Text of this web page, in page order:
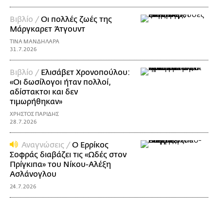
Βιβλίο /Οι πολλές ζωές της
Μάργκαρετ Άτγουντ
ΤΙΝΑ ΜΑΝΔΗΛΑΡΑ
31.7.2026
Βιβλίο / Ελισάβετ Χρονοπούλου:
«Οι δωσίλογοι ήταν πολλοί,
αδίστακτοι και δεν
τιμωρήθηκαν»
ΧΡΗΣΤΟΣ ΠΑΡΙΔΗΣ
28.7.2026
Αναγνώσεις /Ο Ερρίκος
Σοφράς διαβάζει τις «Ωδές στον
Πρίγκιπα» του Νίκoυ-Αλέξη
Ασλάνογλου
24.7.2026